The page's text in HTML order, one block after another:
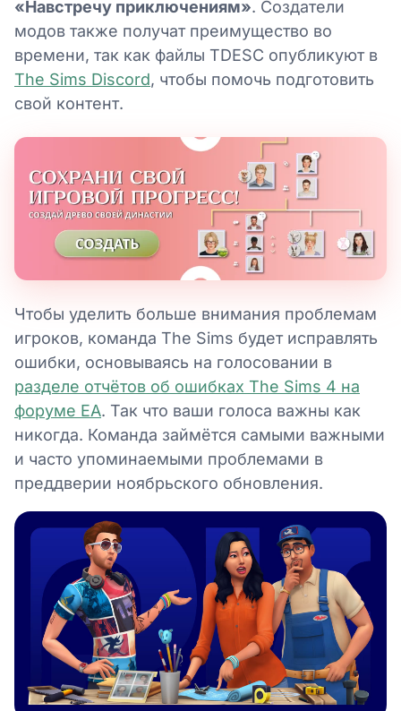
«Навстречу приключениям». Создатели
модов также получат преимущество во
времени, так как файлы TDESC опубликуют в
The Sims Discord, чтобы помочь подготовить
свой контент.
Чтобы уделить больше внимания проблемам
игроков, команда The Sims будет исправлять
ошибки, основываясь на голосовании в
разделе отчётов об ошибках The Sims 4 на
форуме EA. Так что ваши голоса важны как
никогда. Команда займётся самыми важными
и часто упоминаемыми проблемами в
преддверии ноябрьского обновления.